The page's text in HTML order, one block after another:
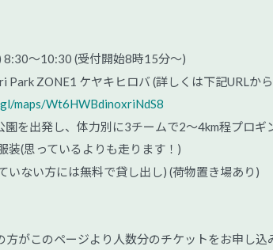
8:30～10:30 (受付開始8時15分～)
Park ZONE1 ケヤキヒロバ (詳しくは下記URLか
maps/Wt6HWBdinoxriNdS8
園を出発し、体力別に3チームで2～4km程プロギ
装(思っているよりも走ります！)
いない方には無料で貸し出し) (荷物置き場あり)
方がこのページより人数分のチケットをお申し